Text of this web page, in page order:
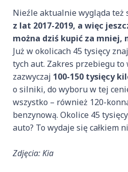
Nieźle aktualnie wygląda też
z lat 2017-2019, a więc
można dziś kupić za mniej,
Już w okolicach 45 tysięcy
tych aut. Zakres przebiegu
zazwyczaj 100-150 tysięcy
o silniki, do wyboru w tej
wszystko – również 120-
benzynową. Okolice 45
auto? To wydaje się całkiem
Zdjęcia: Kia